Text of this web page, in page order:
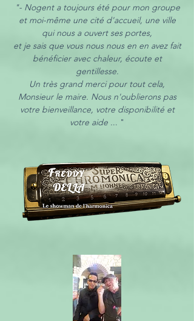
"- Nogent a toujours été pour mon groupe
et moi-même une cité d'accueil, une ville
qui nous a ouvert ses portes,
et je sais que vous nous nous en en avez fait
bénéficier avec chaleur, écoute et
gentillesse.
Un très grand merci pour tout cela,
Monsieur le maire. Nous n'oublierons pas
votre bienveillance, votre disponibilité et
votre aide ... "